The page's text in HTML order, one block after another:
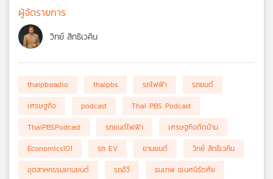
ผู้จัดรายการ
วิทย์ สิทธิเวคิน
thaipbsradio thaipbs รถไฟฟ้า
รถยนต์
เศรษฐกิจ
podcast
Thai PBS Podcast
ThaiPBSPodcast
รถยนต์ไฟฟ้า
เศรษฐกิจติดบ้าน
Economics101
รถ EV ยานยนต์
วิทย์ สิทธิเวคิน
อุตสาหกรรมยานยนต์
รถอีวี
ธนเทพ ธเนศนิรัตศัย